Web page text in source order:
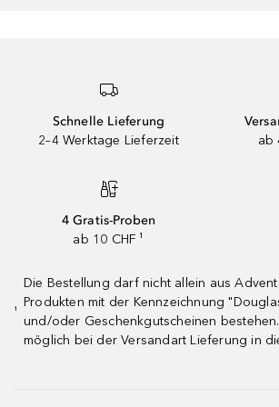
Schnelle Lieferung
2–4 Werktage Lieferzeit
ab
4 Gratis-Proben
ab 10 CHF ¹
¹
Die Bestellung darf nicht allein aus
Produkten mit der Kennzeichnung
und/oder Geschenkgutscheinen
möglich bei der Versandart Lieferung in